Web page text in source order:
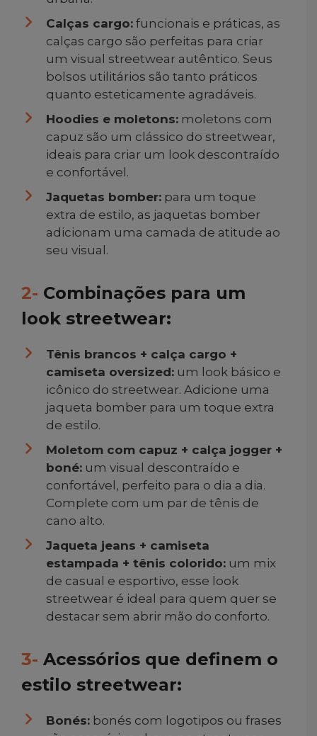
Calças cargo: funcionais e práticas, as
calças cargo são perfeitas para criar
um visual streetwear autêntico. Seus
bolsos utilitários são tanto práticos
quanto esteticamente agradáveis.
Hoodies e moletons: moletons com
capuz são um clássico do streetwear,
ideais para criar um look descontraído
e confortável.
Jaquetas bomber: para um toque
extra de estilo, as jaquetas bomber
adicionam uma camada de atitude ao
seu visual.
2- Combinações para um
look streetwear:
Tênis brancos + calça cargo +
camiseta oversized: um look básico e
icônico do streetwear. Adicione uma
jaqueta bomber para um toque extra
de estilo.
Moletom com capuz + calça jogger +
boné: um visual descontraído e
confortável, perfeito para o dia a dia.
Complete com um par de tênis de
cano alto.
Jaqueta jeans + camiseta
estampada + tênis colorido: um mix
de casual e esportivo, esse look
streetwear é ideal para quem quer se
destacar sem abrir mão do conforto.
3- Acessórios que definem o
estilo streetwear:
Bonés: bonés com logotipos ou frases